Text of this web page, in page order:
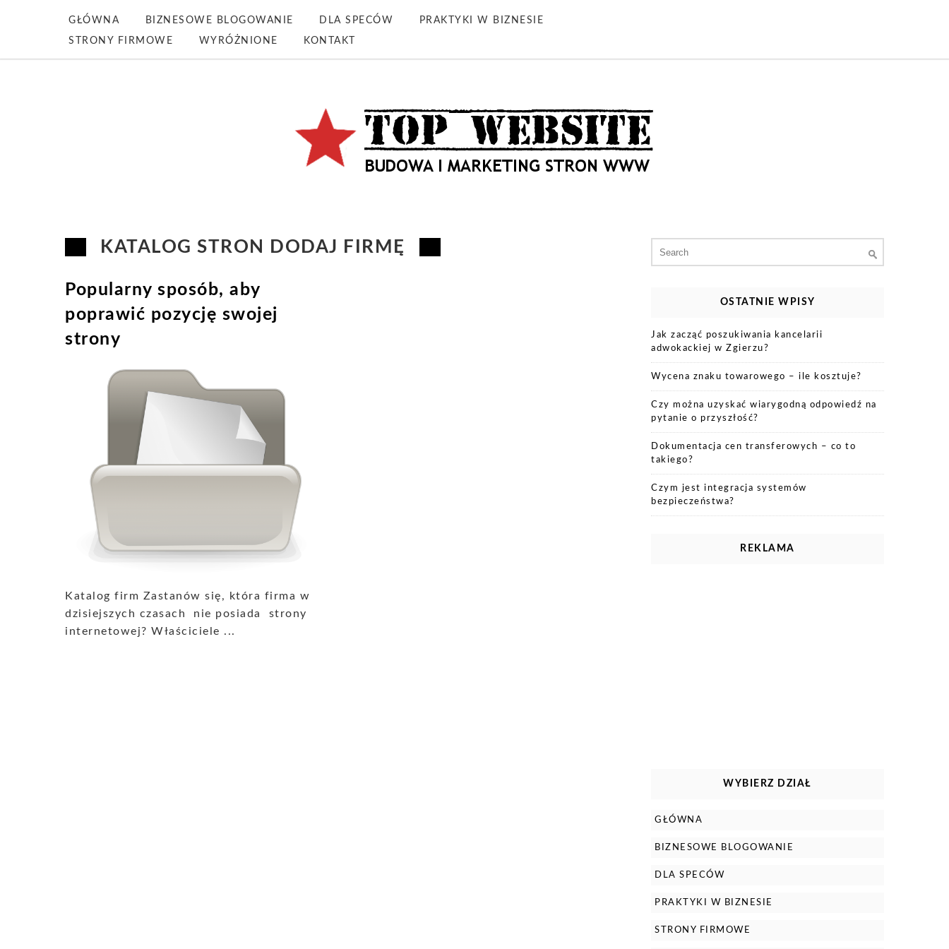
GŁÓWNA BIZNESOWE BLOGOWANIE DLA SPECÓW PRAKTYKI W BIZNESIE
STRONY FIRMOWE WYRÓŻNIONE KONTAKT
KATALOG STRON DODAJ FIRMĘ
Popularny sposób, aby
poprawić pozycję swojej
strony
Katalog firm Zastanów się, która firma w
dzisiejszych czasach nie posiada strony
internetowej? Właściciele ...
for:
OSTATNIE WPISY
Jak zacząć poszukiwania kancelarii
adwokackiej w Zgierzu?
Wycena znaku towarowego – ile kosztuje?
Czy można uzyskać wiarygodną odpowiedź na
pytanie o przyszłość?
Dokumentacja cen transferowych – co to
takiego?
Czym jest integracja systemów
bezpieczeństwa?
REKLAMA
WYBIERZ DZIAŁ
GŁÓWNA
BIZNESOWE BLOGOWANIE
DLA SPECÓW
PRAKTYKI W BIZNESIE
STRONY FIRMOWE